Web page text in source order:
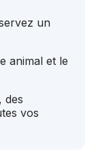
un
animal et le
des
vos